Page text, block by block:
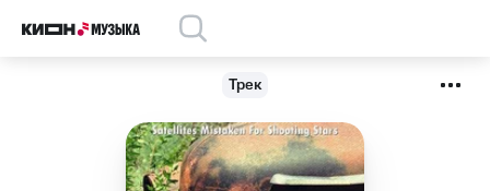
Трек